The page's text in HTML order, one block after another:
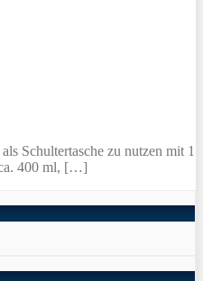
Schultertasche zu nutzen mit 1
ca. 400 ml, […]